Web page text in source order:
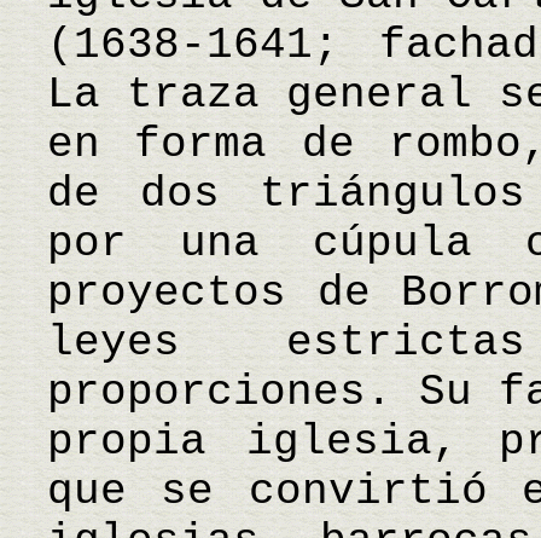
(1638-1641;
La traza general
en forma de
de dos
por una cúpula
proyectos de
leyes
proporciones. Su
propia iglesia,
que se convirtió